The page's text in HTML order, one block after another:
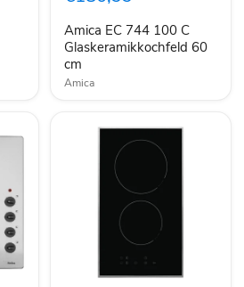
C
60
cm
Amica EC 744 100 C
Glaskeramikkochfeld 60
cm
Amica